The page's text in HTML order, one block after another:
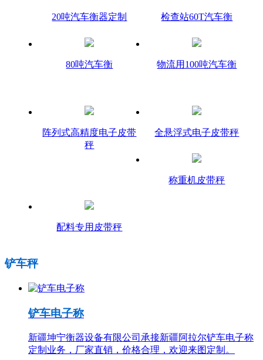
20吨汽车衡器定制 检查站60T汽车衡
80吨汽车衡 物流用100吨汽车衡
阵列式高精度电子皮带
秤
全悬浮式电子皮带秤
称重机皮带秤
配料专用皮带秤
铲车秤
铲车电子称
新疆坤宁衡器设备有限公司承接新疆阿拉尔铲车电子称
定制业务，厂家直销，价格合理，欢迎来图定制。